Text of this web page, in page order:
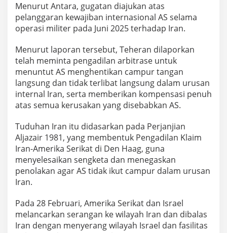
n
a
d
D
e
n
H
a
a
g
Menurut Antara, gugatan diajukan atas
pelanggaran kewajiban internasional AS selama
operasi militer pada Juni 2025 terhadap Iran.
Menurut laporan tersebut, Teheran dilaporkan
telah meminta pengadilan arbitrase untuk
menuntut AS menghentikan campur tangan
langsung dan tidak terlibat langsung dalam urusan
internal Iran, serta memberikan kompensasi penuh
atas semua kerusakan yang disebabkan AS.
Tuduhan Iran itu didasarkan pada Perjanjian
Aljazair 1981, yang membentuk Pengadilan Klaim
Iran-Amerika Serikat di Den Haag, guna
menyelesaikan sengketa dan menegaskan
penolakan agar AS tidak ikut campur dalam urusan
Iran.
Pada 28 Februari, Amerika Serikat dan Israel
melancarkan serangan ke wilayah Iran dan dibalas
Iran dengan menyerang wilayah Israel dan fasilitas